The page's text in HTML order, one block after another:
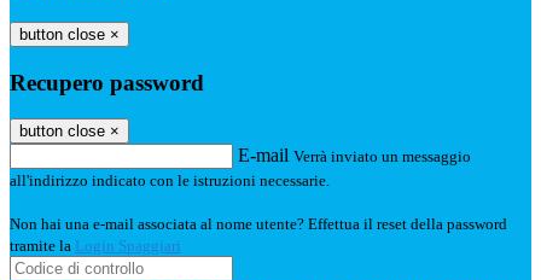
button close ×
Recupero password
button close ×
E-mail Verrà inviato un messaggio
all'indirizzo indicato con le istruzioni necessarie.
Non hai una e-mail associata al nome utente? Effettua il reset della password
tramite la Login Spaggiari